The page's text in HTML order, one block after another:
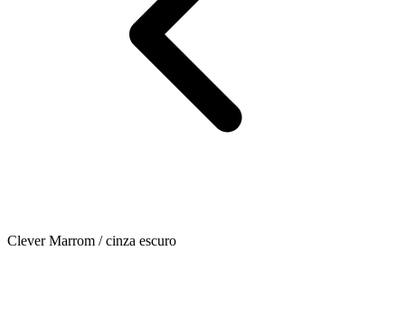
Clever Marrom / cinza escuro